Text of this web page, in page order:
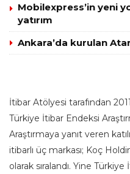
Mobilexpress’in yeni
yatırım
Ankara’da kurulan
İtibar Atölyesi tarafından
Türkiye İtibar Endeksi
Araştırmaya yanıt veren
itibarlı üç markası; Koç
olarak sıralandı. Yine Türkiye